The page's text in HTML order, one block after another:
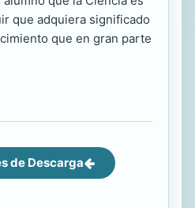
que adquiera significado
que en gran parte
de Descarga